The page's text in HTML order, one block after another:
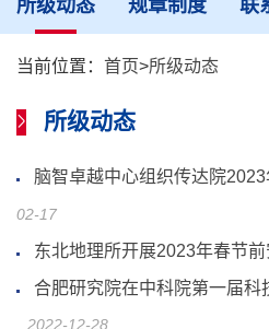
所级动态 规章制度 联
当前位置： 首页>所级动态
所级动态
脑智卓越中心组织传达院
02-17
东北地理所开展2023年春节
合肥研究院在中科院第一届
2022-12-28